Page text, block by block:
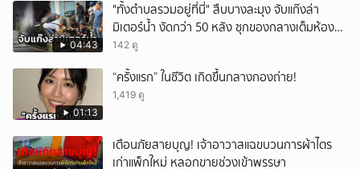
04:43
"ทั้งตำบลรวมอยู่ที่นี่" สืบบางละมุง จับแก๊งล่า
มิเตอร์น้ำ งัดกว่า 50 หลัง ซุกของกลางเต็มห้อง
สารภาพขายหาเงินซื้อยา จ.ชลบุรี
142 ดู
01:13
“ครั้งแรก” ในชีวิต เกิดขึ้นกลางกองถ่าย!
1,419 ดู
เตือนภัยสายบุญ! เจ้าอาวาสแฉขบวนการผ้าไตร
เก่าแพ็กใหม่ หลอกขายช่วงเข้าพรรษา